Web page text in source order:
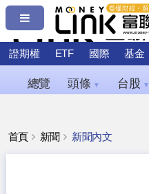
證期權 ETF 國際 基金
總覽 頭條 ▼ 台股 ▼
首頁 新聞 新聞內文